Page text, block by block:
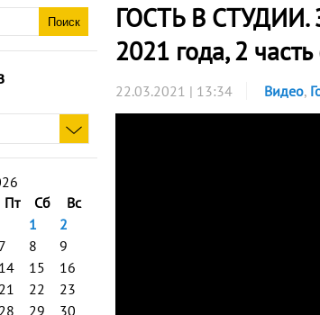
Пт Сб
Вс
1
2
7 8
9
14 15
16
21 22
23
28 29
30
ГОСТЬ В СТУДИИ.
2021 года, 2
22.03.2021 | 13:34 Видео,